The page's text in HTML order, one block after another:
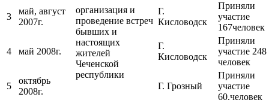
организация и
проведение встреч
бывших и
настоящих
жителей
Чеченской
республики
3
май, август
2007г.
Г.
Кисловодск
Приняли
участие
167человек
4 май 2008г.
Г.
Кисловодск
Приняли
участие 248
человек
5
октябрь
2008г.
Г. Грозный
Приняли
участие
60.человек